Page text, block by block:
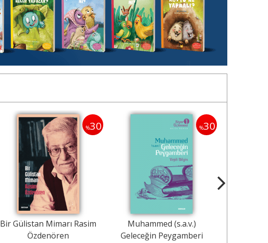
%30
Bir Gülistan Mimarı Rasim
Özdenören
%30
Muhammed (s.a.v.)
Geleceğin Peygamberi